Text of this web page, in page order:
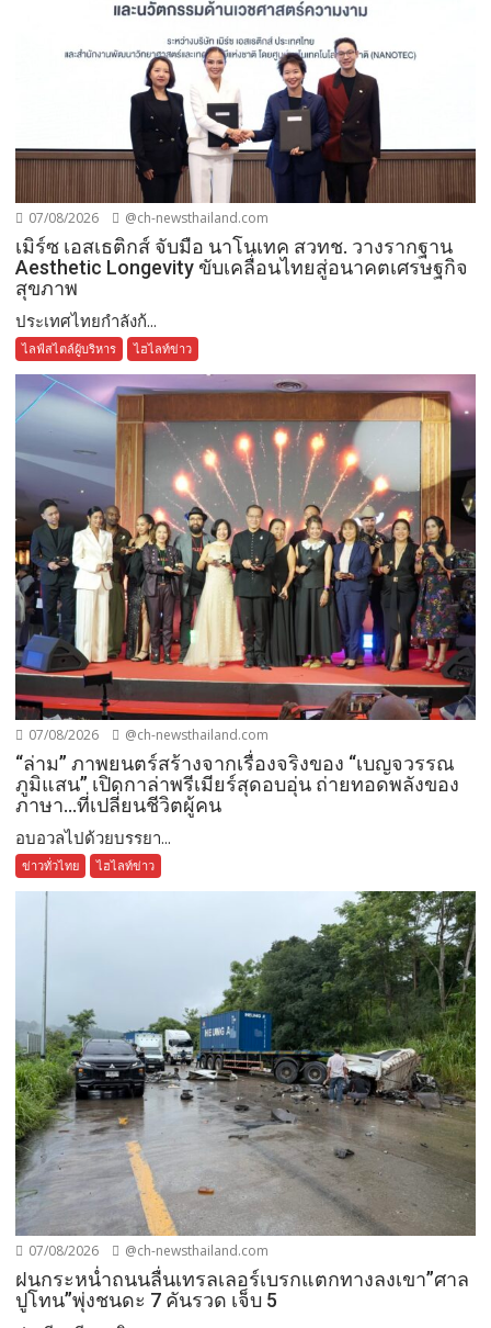
07/08/2026 @ch-newsthailand.com
เมิร์ซ เอสเธติกส์ จับมือ นาโนเทค สวทช. วางรากฐาน
Aesthetic Longevity ขับเคลื่อนไทยสู่อนาคตเศรษฐกิจ
สุขภาพ
ประเทศไทยกำลังก้...
ไลฟ์สไตล์ผู้บริหาร ไฮไลท์ข่าว
07/08/2026 @ch-newsthailand.com
“ล่าม” ภาพยนตร์สร้างจากเรื่องจริงของ “เบญจวรรณ
ภูมิแสน” เปิดกาล่าพรีเมียร์สุดอบอุ่น ถ่ายทอดพลังของ
ภาษา…ที่เปลี่ยนชีวิตผู้คน
อบอวลไปด้วยบรรยา...
ข่าวทั่วไทย ไฮไลท์ข่าว
07/08/2026 @ch-newsthailand.com
ฝนกระหน่ำถนนลื่นเทรลเลอร์เบรกแตกทางลงเขา”ศาล
ปูโทน”พุ่งชนดะ 7 คันรวด เจ็บ 5